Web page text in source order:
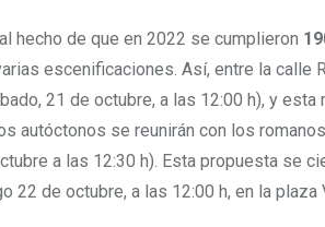
hecho de que en 2022 se cumplieron
escenificaciones. Así, entre la calle
21 de octubre, a las 12:00 h), y esta
autóctonos se reunirán con los
a las 12:30 h). Esta propuesta se
22 de octubre, a las 12:00 h, en la